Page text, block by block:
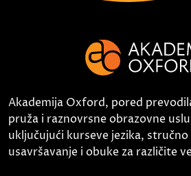
Akademija Oxford, pored
pruža i raznovrsne obrazovne
uključujući kurseve jezika, stručno
usavršavanje i obuke za različite